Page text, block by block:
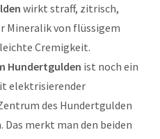
wirkt straff, zitrisch,
Mineralik von flüssigem
Cremigkeit.
Hundertgulden ist noch ein
elektrisierender
des Hundertgulden
Das merkt man den beiden